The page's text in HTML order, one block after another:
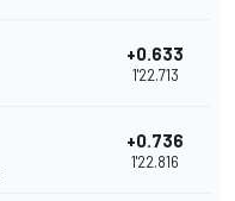
+0.633
1'22.713
+0.736
1'22.816